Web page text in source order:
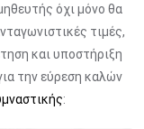
όχι μόνο θα
τιμές,
και υποστήριξη
την εύρεση καλών
: